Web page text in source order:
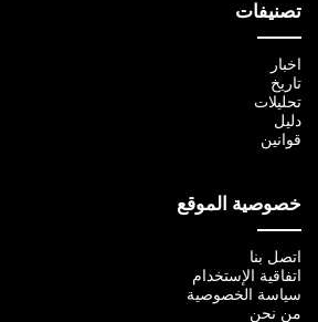
تصنيفات
اخبار
تاريخ
تحليلات
دليل
قوانين
خصوصية الموقع
اتصل بنا
اتفاقية الإستخدام
سياسة الخصوصية
من نحن